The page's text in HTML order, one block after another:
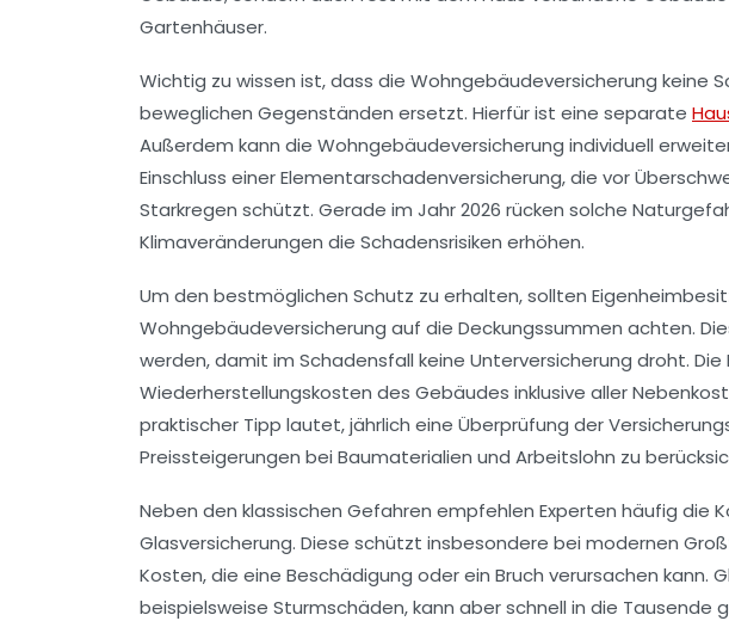
Gartenhäuser.
Wichtig zu wissen ist, dass die Wohngebäudeversicherung keine
beweglichen Gegenständen ersetzt. Hierfür ist eine separate
Außerdem kann die Wohngebäudeversicherung individuell
Einschluss einer Elementarschadenversicherung, die vor
Starkregen schützt. Gerade im Jahr 2026 rücken solche
Klimaveränderungen die Schadensrisiken erhöhen.
Um den bestmöglichen Schutz zu erhalten, sollten
Wohngebäudeversicherung auf die Deckungssummen achten.
werden, damit im Schadensfall keine Unterversicherung droht.
Wiederherstellungskosten des Gebäudes inklusive aller
praktischer Tipp lautet, jährlich eine Überprüfung der
Preissteigerungen bei Baumaterialien und Arbeitslohn zu
Neben den klassischen Gefahren empfehlen Experten häufig die
Glasversicherung. Diese schützt insbesondere bei modernen
Kosten, die eine Beschädigung oder ein Bruch verursachen kann.
beispielsweise Sturmschäden, kann aber schnell in die